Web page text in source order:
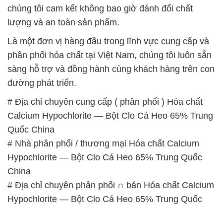
chúng tôi cam kết không bao giờ đánh đổi chất
lượng và an toàn sản phẩm.
Là một đơn vị hàng đầu trong lĩnh vực cung cấp và
phân phối hóa chất tại Việt Nam, chúng tôi luôn sẵn
sàng hỗ trợ và đồng hành cùng khách hàng trên con
đường phát triển.
# Địa chỉ chuyên cung cấp ( phân phối ) Hóa chất
Calcium Hypochlorite — Bột Clo Cá Heo 65% Trung
Quốc China
# Nhà phân phối / thương mại Hóa chất Calcium
Hypochlorite — Bột Clo Cá Heo 65% Trung Quốc
China
# Địa chỉ chuyên phân phối ∩ bán Hóa chất Calcium
Hypochlorite — Bột Clo Cá Heo 65% Trung Quốc